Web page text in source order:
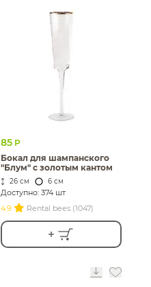
85 Р
Бокал для шампанского
"Блум" с золотым кантом
26 см 6 см
Доступно: 374 шт
4.9
Rental bees (1047)